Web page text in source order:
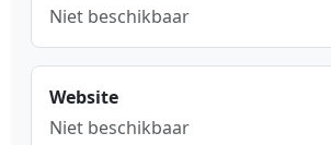
Niet beschikbaar
Website
Niet beschikbaar